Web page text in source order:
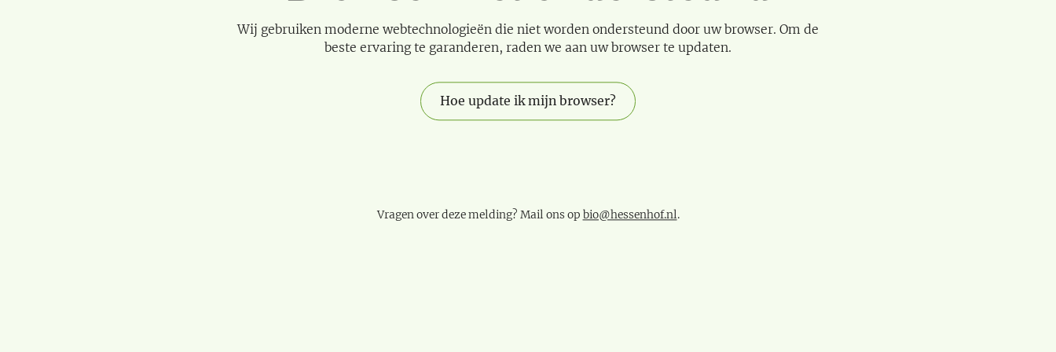
Wij gebruiken moderne webtechnologieën die niet worden ondersteund door uw browser. Om de
beste ervaring te garanderen, raden we aan uw browser te updaten.
Hoe update ik mijn browser?
Vragen over deze melding? Mail ons op bio@hessenhof.nl.